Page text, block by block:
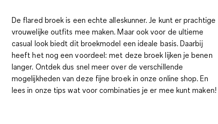
De flared broek is een echte alleskunner. Je kunt er prachtige
vrouwelijke outfits mee maken. Maar ook voor de ultieme
casual look biedt dit broekmodel een ideale basis. Daarbij
heeft het nog een voordeel: met deze broek lijken je benen
langer. Ontdek dus snel meer over de verschillende
mogelijkheden van deze fijne broek in onze online shop. En
lees in onze tips wat voor combinaties je er mee kunt maken!